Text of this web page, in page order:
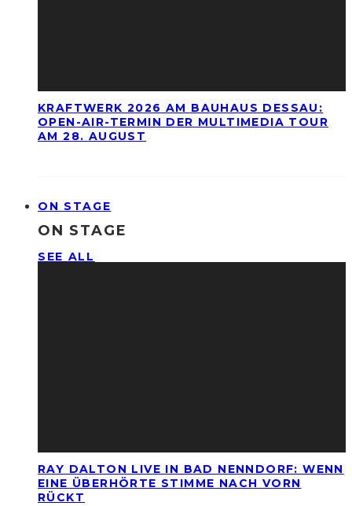
KRAFTWERK 2026 AM BAUHAUS DESSAU:
OPEN-AIR-TERMIN DER MULTIMEDIA TOUR
AM 28. AUGUST
ON STAGE
ON STAGE
SEE ALL
RAY DALTON LIVE IN BAD NENNDORF: WENN
EINE ÜBERHÖRTE STIMME NACH VORN
RÜCKT